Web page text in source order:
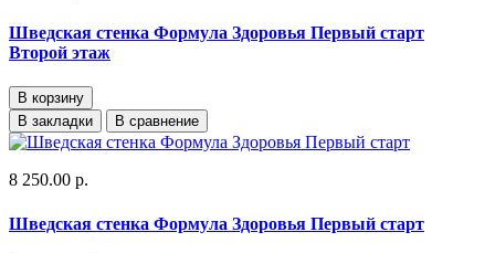
Шведская стенка Формула Здоровья Первый старт
Второй этаж
В корзину
В закладки
В сравнение
8 250.00 р.
Шведская стенка Формула Здоровья Первый старт